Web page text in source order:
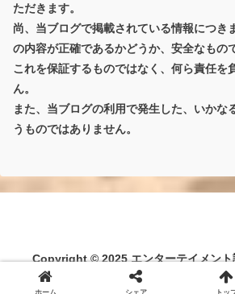
ただきます。
尚、当ブログで掲載されている情報につき
の内容が正確であるかどうか、安全なもの
これを保証するものではなく、何ら責任を
ん。
また、当ブログの利用で発生した、いかな
うものではありません。
Copyright © 2025 エンターテイメン
Rights Reserved.
ホーム シェア トッ